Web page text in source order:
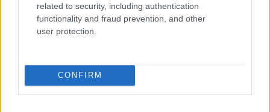
related to security, including authentication
functionality and fraud prevention, and other
user protection.
CONFIRM
Lamezia International Film Fest: arte e cultura si
incontrano in Calabria